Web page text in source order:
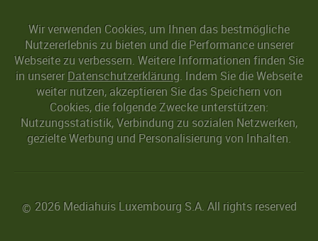
Wir verwenden Cookies, um Ihnen das bestmögliche
Nutzererlebnis zu bieten und die Performance unserer
Webseite zu verbessern. Weitere Informationen finden Sie
in unserer Datenschutzerklärung. Indem Sie die Webseite
weiter nutzen, akzeptieren Sie das Speichern von
Cookies, die folgende Zwecke unterstützen:
Nutzungsstatistik, Verbindung zu sozialen Netzwerken,
gezielte Werbung und Personalisierung von Inhalten.
© 2026 Mediahuis Luxembourg S.A. All rights reserved